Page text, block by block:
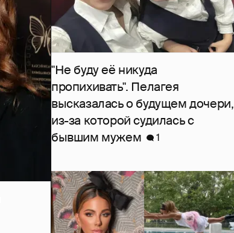
"Не буду её никуда
пропихивать". Пелагея
высказалась о будущем дочери,
из-за которой судилась с
бывшим мужем
1